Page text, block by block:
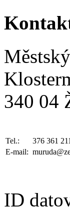
340 04
Tel.:
376 361 211
E-mail:
ID